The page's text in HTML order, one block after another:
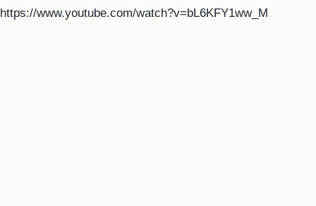
https://www.youtube.com/watch?v=bL6KFY1ww_M